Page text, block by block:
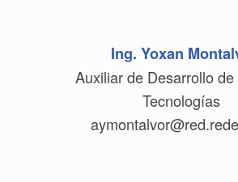
Ing. Yoxan
Auxiliar de Desarrollo
Tecnologías